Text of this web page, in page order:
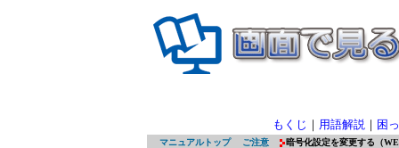
もくじ ｜ 用語解説 ｜ 困
マニュアルトップ ご注意 暗号化設定を変更する（